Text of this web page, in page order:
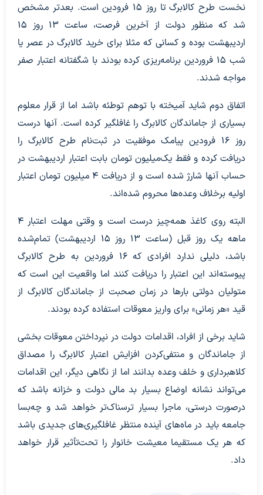
نخست طرح کالابرگ تا روز ۱۵ فرودین است. بعدتر مشخص
شد که منظور دولت از آخرین فرصت، ساعت ۱۳ روز ۱۵
اردیبهشت بوده و کسانی که مثلا برای خرید کالابرگ در عصر یا
شب ۱۵ فروردین برنامه‌ریزی کرده بودند با شگفتانه اعتبار صفر
مواجه شدند.
اتفاق دوم شاید آمیخته با توهم توطئه باشد اما از قرار معلوم
بسیاری از جاماندگان کالابرگ را غافلگیر کرده است. آنها درست
روز ۱۶ فرودین پیامک موفقیت در ثبت‌نام طرح کالابرگ را
دریافت کرده و فقط یک‌میلیون تومان بابت اعتبار اردیبهشت در
حساب آنها شارژ شده است و از دریافت ۴ میلیون تومان اعتبار
اولیه برخلاف وعده‌ها محروم شده‌اند.
البته روی کاغذ همه‌چیز درست است و وقتی مهلت اعتبار ۴
ماهه یک روز قبل (ساعت ۱۳ روز ۱۵ اردیبهشت) تمام‌شده
باشد، دلیلی ندارد افرادی که ۱۶ فروردین به طرح کالابرگ
پیوسته‌اند این اعتبار را دریافت کنند اما واقعیت این است که
متولیان دولتی بارها در زمان صحبت از جاماندگان کالابرگ از
قید «هر زمانی» برای واریز معوقات استفاده کرده بودند.
شاید برخی از افراد، اقدامات دولت در نپرداختن معوقات بخشی
از جاماندگان و منتفی‌کردن افزایش اعتبار کالابرگ را مصداق
کلاهبرداری و خلف وعده بدانند اما از نگاهی دیگر، این اقدامات
می‌تواند نشانه اوضاع بسیار بد مالی دولت و خزانه باشد که
درصورت درستی، ماجرا بسیار ترسناک‌تر خواهد شد و چه‌بسا
جامعه باید در ماه‌های آینده منتظر غافلگیری‌های جدیدی باشد
که هر یک مستقیما معیشت خانوار را تحت‌تأثیر قرار خواهد
داد.